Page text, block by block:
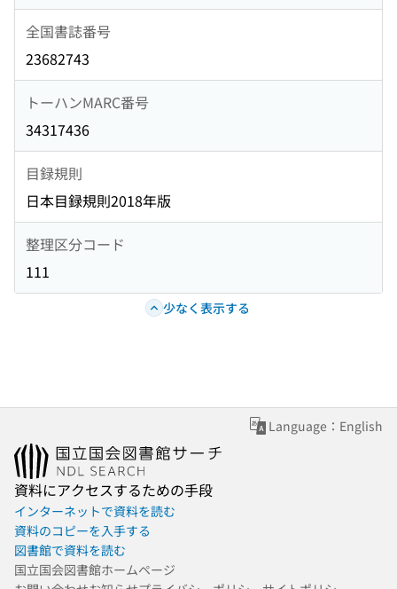
全国書誌番号
23682743
トーハンMARC番号
34317436
目録規則
日本目録規則2018年版
整理区分コード
111
少なく表示する
Language：English
資料にアクセスするための手段
インターネットで資料を読む
資料のコピーを入手する
図書館で資料を読む
国立国会図書館ホームページ